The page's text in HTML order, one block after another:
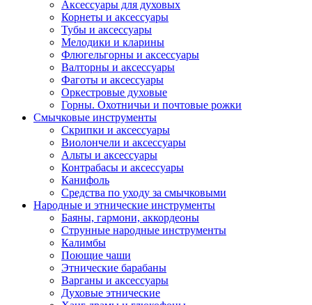
Аксессуары для духовых
Корнеты и аксессуары
Тубы и аксессуары
Мелодики и кларины
Флюгельгорны и аксессуары
Валторны и аксессуары
Фаготы и аксессуары
Оркестровые духовые
Горны. Охотничьи и почтовые рожки
Смычковые инструменты
Скрипки и аксессуары
Виолончели и аксессуары
Альты и аксессуары
Контрабасы и аксессуары
Канифоль
Средства по уходу за смычковыми
Народные и этнические инструменты
Баяны, гармони, аккордеоны
Струнные народные инструменты
Калимбы
Поющие чаши
Этнические барабаны
Варганы и аксессуары
Духовые этнические